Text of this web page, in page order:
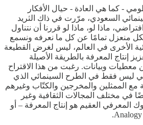
- كما هي العادة - حيال الأفكار
السعودي، مرّرت في ذاك الثريد
ماذا لو، ماذا لو قررنا أن نتناول
منعزل تمامًا عن كل ما نعرفه ونسمع
الأخرى في العالم، ليس لغرض القطيعة
إنتاج المعرفة بالطريقة الأصيلة
معطيات وبيانات. رغبت من هذا الاقتراح
ليس فقط في الطرح السينمائي الذي
مع الممثلين والمخرجين والكتّاب وغيرهم
في مختلف المجالات الثقافية وغير
المعرفي العقيم هو إنتاج المعرفة – أو